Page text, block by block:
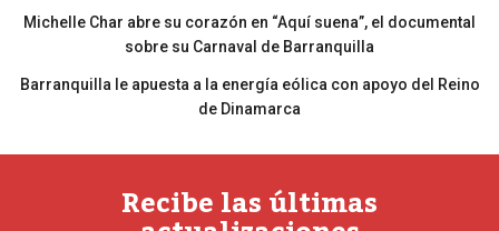
Michelle Char abre su corazón en “Aquí suena”, el documental
sobre su Carnaval de Barranquilla
Barranquilla le apuesta a la energía eólica con apoyo del Reino
de Dinamarca
Recibe las últimas